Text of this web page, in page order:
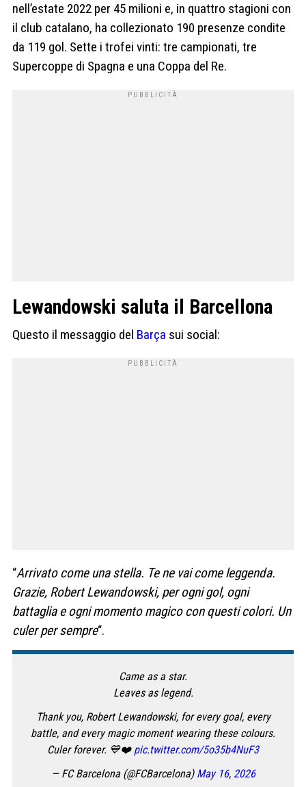
nell’estate 2022 per 45 milioni e, in quattro stagioni con
il club catalano, ha collezionato 190 presenze condite
da 119 gol. Sette i trofei vinti: tre campionati, tre
Supercoppe di Spagna e una Coppa del Re.
Lewandowski saluta il Barcellona
Questo il messaggio del Barça sui social:
“Arrivato come una stella. Te ne vai come leggenda.
Grazie, Robert Lewandowski, per ogni gol, ogni
battaglia e ogni momento magico con questi colori. Un
culer per sempre“.
Came as a star.
Leaves as legend.
Thank you, Robert Lewandowski, for every goal, every
battle, and every magic moment wearing these colours.
Culer forever. 💙❤️ pic.twitter.com/5o35b4NuF3
— FC Barcelona (@FCBarcelona) May 16, 2026